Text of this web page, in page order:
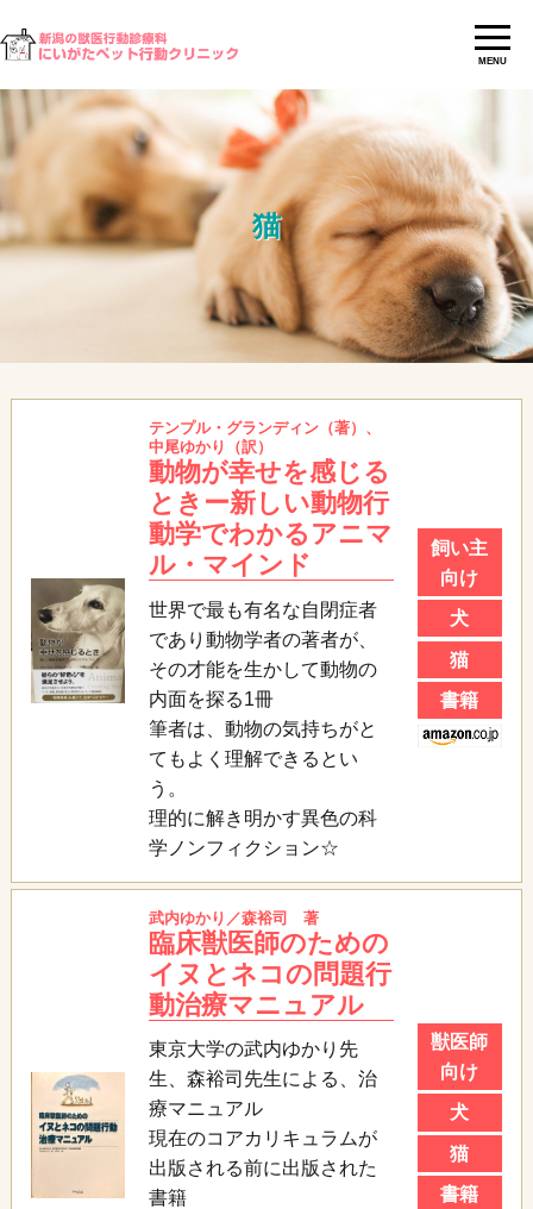
MENU
猫
テンプル・グランディン（著）、
中尾ゆかり（訳）
動物が幸せを感じる
ときー新しい動物行
動学でわかるアニマ
ル・マインド
世界で最も有名な自閉症者
であり動物学者の著者が、
その才能を生かして動物の
内面を探る1冊
筆者は、動物の気持ちがと
てもよく理解できるとい
う。
理的に解き明かす異色の科
学ノンフィクション☆
飼い主
向け
犬
猫
書籍
武内ゆかり／森裕司 著
臨床獣医師のための
イヌとネコの問題行
動治療マニュアル
東京大学の武内ゆかり先
生、森裕司先生による、治
療マニュアル
現在のコアカリキュラムが
出版される前に出版された
書籍
獣医師
向け
犬
猫
書籍